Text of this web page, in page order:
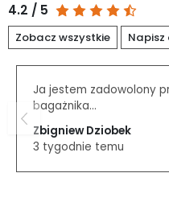
4.2 / 5
Zobacz wszystkie Napisz
Ja jestem zadowolony
bagażnika...
Zbigniew Dziobek
3 tygodnie temu